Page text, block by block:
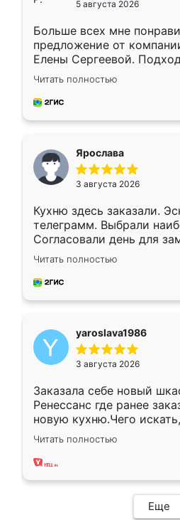
5 августа 2026
Больше всех мне
предложение от
Елены Сергеевой.
короткие сроки
для замера сотрудник
предложил по моему
Читать полностью
Ярослава
3 августа 2026
Кухню здесь заказали.
телеграмм. Выбрали
Согласовали день для
недели кухня была уже
довольны работой.
мебель за качественную
Читать полностью
yaroslava1986
3 августа 2026
Заказала себе новый
Ренессанс где ранее
новую кухню.Чего
вполне довольна. Служит
два года, нареканий нет.
Читать полностью
Еще